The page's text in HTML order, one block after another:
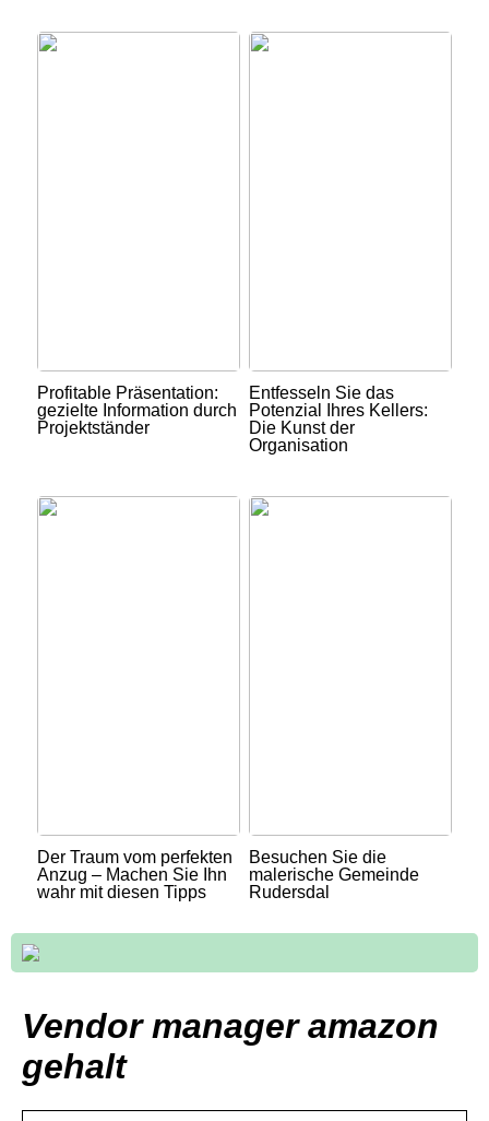
Profitable Präsentation:
gezielte Information durch
Projektständer
Entfesseln Sie das
Potenzial Ihres Kellers:
Die Kunst der
Organisation
Der Traum vom perfekten
Anzug – Machen Sie Ihn
wahr mit diesen Tipps
Besuchen Sie die
malerische Gemeinde
Rudersdal
Vendor manager amazon
gehalt